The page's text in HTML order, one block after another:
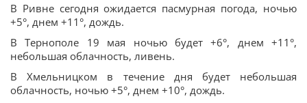
В Ривне сегодня ожидается пасмурная погода, ночью
+5°, днем +11°, дождь.
В Тернополе 19 мая ночью будет +6°, днем +11°,
небольшая облачность, ливень.
В Хмельницком в течение дня будет небольшая
облачность, ночью +5°, днем +10°, дождь.